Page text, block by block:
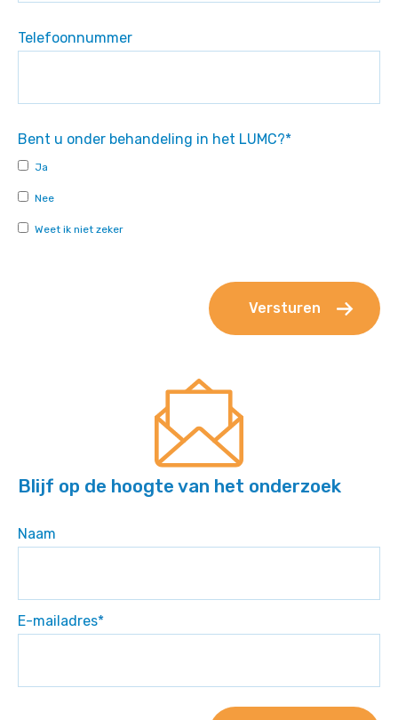
Telefoonnummer
Bent u onder behandeling in het LUMC?*
Ja
Nee
Weet ik niet zeker
Blijf op de hoogte van het onderzoek
Naam
E-mailadres*